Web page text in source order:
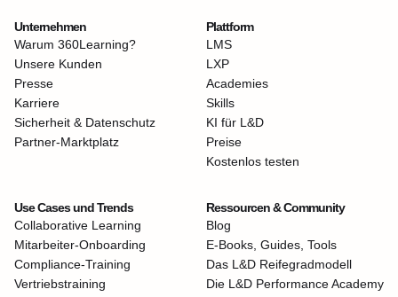
Unternehmen
Warum 360Learning?
Unsere Kunden
Presse
Karriere
Sicherheit & Datenschutz
Partner-Marktplatz
Plattform
LMS
LXP
Academies
Skills
KI für L&D
Preise
Kostenlos testen
Use Cases und Trends
Collaborative Learning
Mitarbeiter-Onboarding
Compliance-Training
Vertriebstraining
Ressourcen & Community
Blog
E-Books, Guides, Tools
Das L&D Reifegradmodell
Die L&D Performance Academy